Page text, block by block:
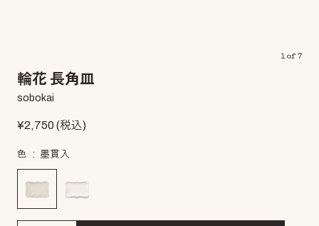
1of 7
輪花 長角皿
sobokai
¥2,750(税込)
色 墨貫入